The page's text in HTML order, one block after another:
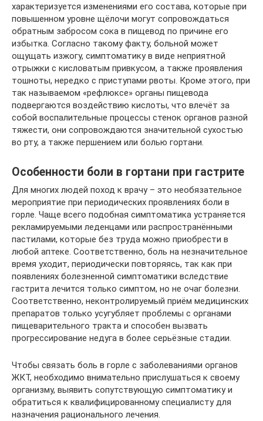
характеризуется изменениями его состава, которые при
повышенном уровне щёлочи могут сопровождаться
обратным забросом сока в пищевод по причине его
избытка. Согласно такому факту, больной может
ощущать изжогу, симптоматику в виде неприятной
отрыжки с кисловатым привкусом, а также проявления
тошноты, нередко с приступами рвоты. Кроме этого, при
так называемом «рефлюксе» органы пищевода
подвергаются воздействию кислоты, что влечёт за
собой воспалительные процессы стенок органов разной
тяжести, они сопровождаются значительной сухостью
во рту, а также першением или болью гортани.
Особенности боли в гортани при гастрите
Для многих людей поход к врачу – это необязательное
мероприятие при периодических проявлениях боли в
горле. Чаще всего подобная симптоматика устраняется
рекламируемыми леденцами или распространёнными
пастилами, которые без труда можно приобрести в
любой аптеке. Соответственно, боль на незначительное
время уходит, периодически повторяясь, так как при
появлениях болезненной симптоматики вследствие
гастрита лечится только симптом, но не очаг болезни.
Соответственно, неконтролируемый приём медицинских
препаратов только усугубляет проблемы с органами
пищеварительного тракта и способен вызвать
прогрессирование недуга в более серьёзные стадии.
Чтобы связать боль в горле с заболеваниями органов
ЖКТ, необходимо внимательно прислушаться к своему
организму, выявить сопутствующую симптоматику и
обратиться к квалифицированному специалисту для
назначения рационального лечения.